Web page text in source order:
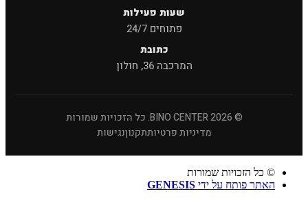
שעות פעילות
פתוחים 24/7
כתובת
המרכבה 36, חולון
© 2026 BINO CENTER. כל הזכויות שמורות
מדיניות פרטיותתקנוןנגישות
© כל הזכויות שמורות
האתר פותח על ידי GENESIS